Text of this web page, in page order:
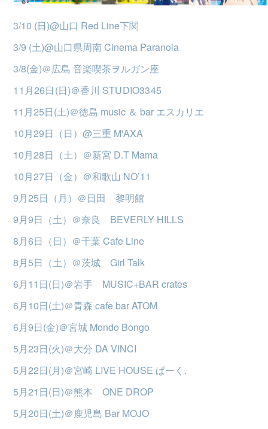
3/10 (日)@山口 Red Line下関
3/9 (土)@山口県周南 Cinema Paranoia
3/8(金)＠広島 音楽喫茶ヲルガン座
11月26日(日)＠香川 STUDIO3345
11月25日(土)＠徳島 music ＆ bar エスカリエ
10月29日（日）@三重 M'AXA
10月28日（土）＠新宮 D.T Mama
10月27日（金）＠和歌山 NO’11
9月25日（月）＠日田 黎明館
9月9日（土）＠奈良 BEVERLY HILLS
8月6日（日）＠千葉 Cafe Line
8月5日（土）＠茨城 Girl Talk
6月11日(日)＠岩手 MUSIC+BAR crates
6月10日(土)＠青森 cafe bar ATOM
6月9日(金)＠宮城 Mondo Bongo
5月23日(火)＠大分 DA VINCI
5月22日(月)＠宮崎 LIVE HOUSE ぱーく.
5月21日(日)＠熊本 ONE DROP
5月20日(土)＠鹿児島 Bar MOJO